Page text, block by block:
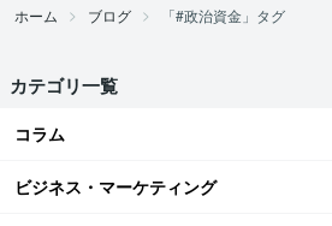
ホーム ブログ 「#政治資金」タグ
カテゴリ一覧
コラム
ビジネス・マーケティング